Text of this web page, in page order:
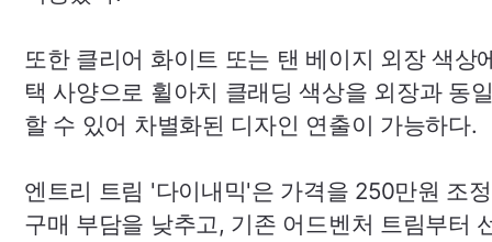
또한 클리어 화이트 또는 탠 베이지 외장 색상
택 사양으로 휠아치 클래딩 색상을 외장과 동
할 수 있어 차별화된 디자인 연출이 가능하다.
엔트리 트림 '다이내믹'은 가격을 250만원 조
구매 부담을 낮추고, 기존 어드벤처 트림부터